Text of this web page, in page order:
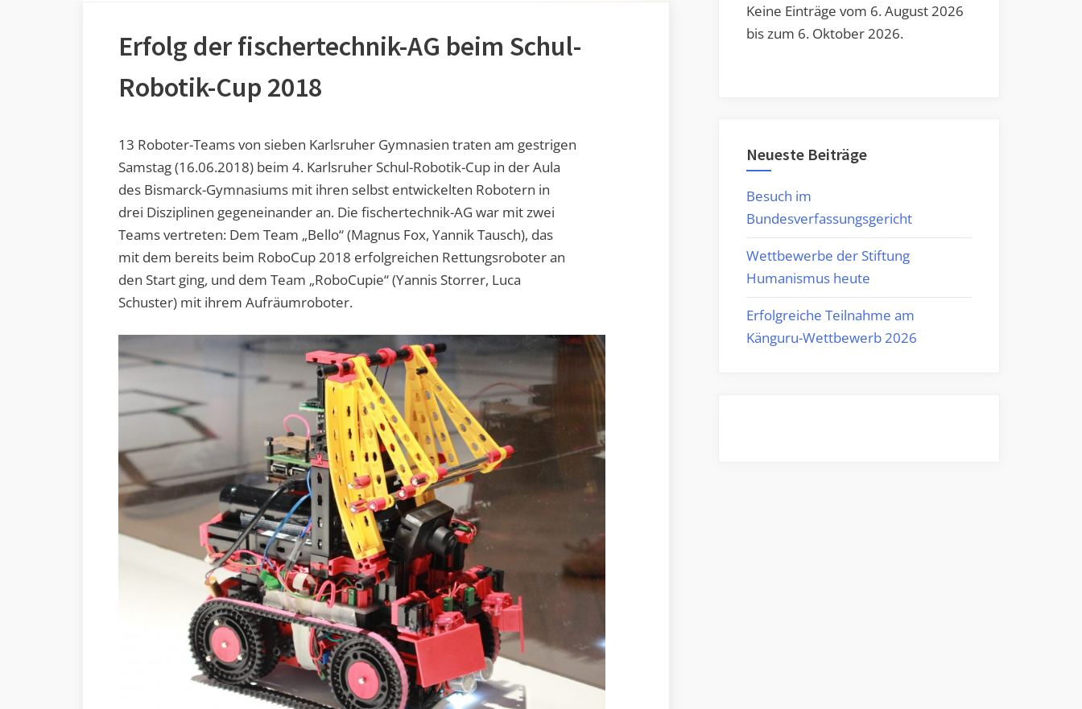
Erfolg der fischertechnik-AG beim Schul-
Robotik-Cup 2018
13 Roboter-Teams von sieben Karlsruher Gymnasien traten am gestrigen
Samstag (16.06.2018) beim 4. Karlsruher Schul-Robotik-Cup in der Aula
des Bismarck-Gymnasiums mit ihren selbst entwickelten Robotern in
drei Disziplinen gegeneinander an. Die fischertechnik-AG war mit zwei
Teams vertreten: Dem Team „Bello“ (Magnus Fox, Yannik Tausch), das
mit dem bereits beim RoboCup 2018 erfolgreichen Rettungsroboter an
den Start ging, und dem Team „RoboCupie“ (Yannis Storrer, Luca
Schuster) mit ihrem Aufräumroboter.
Keine Einträge vom 6. August 2026
bis zum 6. Oktober 2026.
Neueste Beiträge
Besuch im
Bundesverfassungsgericht
Wettbewerbe der Stiftung
Humanismus heute
Erfolgreiche Teilnahme am
Känguru-Wettbewerb 2026